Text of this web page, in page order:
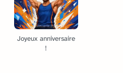
Joyeux anniversaire
!